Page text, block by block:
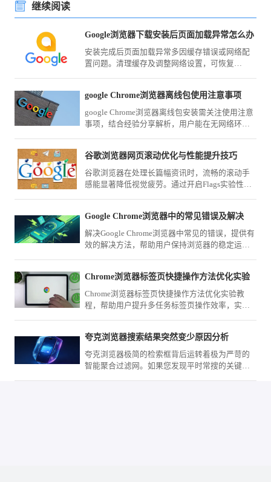
继续阅读
Google浏览器下载安装后页面加载异常怎么办
安装完成后页面加载异常多因缓存错误或网络配
置问题。清理缓存及调整网络设置，可恢复
google Chrome浏览器离线包使用注意事项
google Chrome浏览器离线包安装需关注使用注意
事项，结合经验分享解析，用户能在无网络环境
谷歌浏览器网页滚动优化与性能提升技巧
谷歌浏览器在处理长篇幅资讯时，流畅的滚动手
感能显著降低视觉疲劳。通过开启Flags实验性平
阅海量文字或高清大图时依然保持极致的响应速
度。
Google Chrome浏览器中的常见错误及解决
解决Google Chrome浏览器中常见的错误，提供有
效的解决方法，帮助用户保持浏览器的稳定运
Chrome浏览器标签页快捷操作方法优化实验
Chrome浏览器标签页快捷操作方法优化实验教
程，帮助用户提升多任务标签页操作效率，实现
夸克浏览器搜索结果突然变少原因分析
夸克浏览器极简的检索框背后运转着极为严苛的
智能聚合过滤网。如果您发现平时常搜的关键词